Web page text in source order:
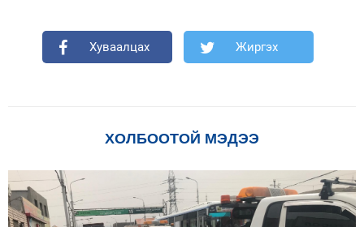
Хуваалцах Жиргэх
ХОЛБООТОЙ МЭДЭЭ